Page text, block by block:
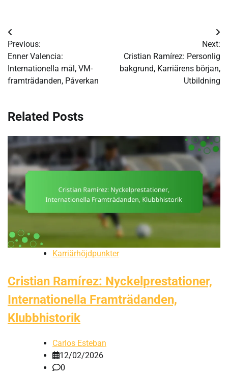
Post
navigation
Previous:
Enner Valencia:
Internationella mål, VM-
framträdanden, Påverkan
Next:
Cristian Ramírez: Personlig
bakgrund, Karriärens början,
Utbildning
Related Posts
Karriärhöjdpunkter
Cristian Ramírez: Nyckelprestationer,
Internationella Framträdanden,
Klubbhistorik
Carlos Esteban
12/02/2026
0